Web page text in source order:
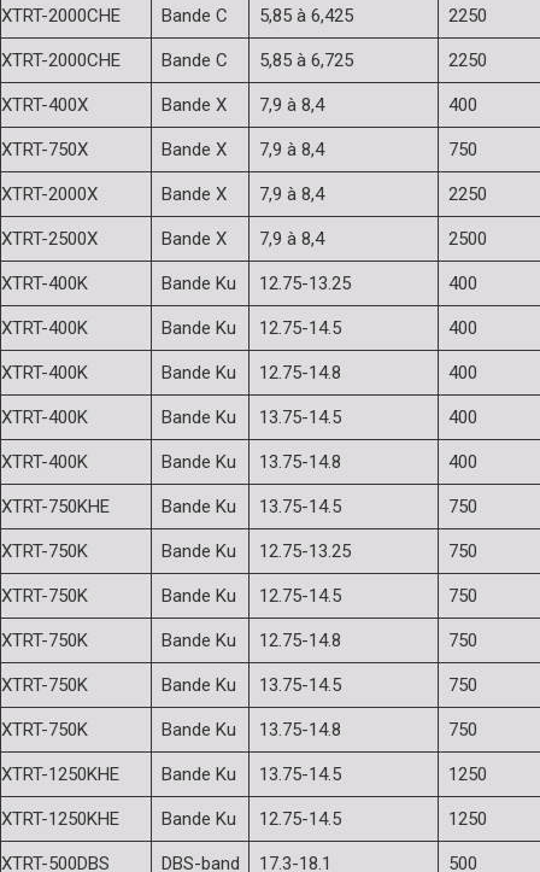
XTRT-2000CHE Bande C 5,85 à 6,425 2250
XTRT-2000CHE Bande C 5,85 à 6,725 2250
XTRT-400X Bande X 7,9 à 8,4 400
XTRT-750X Bande X 7,9 à 8,4 750
XTRT-2000X Bande X 7,9 à 8,4 2250
XTRT-2500X Bande X 7,9 à 8,4 2500
XTRT-400K Bande Ku 12.75-13.25 400
XTRT-400K Bande Ku 12.75-14.5 400
XTRT-400K Bande Ku 12.75-14.8 400
XTRT-400K Bande Ku 13.75-14.5 400
XTRT-400K Bande Ku 13.75-14.8 400
XTRT-750KHE Bande Ku 13.75-14.5 750
XTRT-750K Bande Ku 12.75-13.25 750
XTRT-750K Bande Ku 12.75-14.5 750
XTRT-750K Bande Ku 12.75-14.8 750
XTRT-750K Bande Ku 13.75-14.5 750
XTRT-750K Bande Ku 13.75-14.8 750
XTRT-1250KHE Bande Ku 13.75-14.5 1250
XTRT-1250KHE Bande Ku 12.75-14.5 1250
XTRT-500DBS DBS-band 17.3-18.1 500